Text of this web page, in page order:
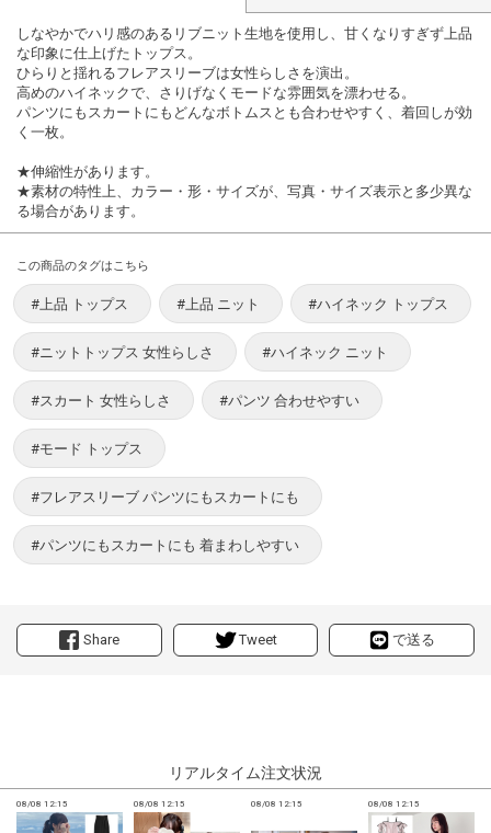
Share Tweet で送る
しなやかでハリ感のあるリブニット生地を使用し、甘くなりすぎず上品
な印象に仕上げたトップス。
ひらりと揺れるフレアスリーブは女性らしさを演出。
高めのハイネックで、さりげなくモードな雰囲気を漂わせる。
パンツにもスカートにもどんなボトムスとも合わせやすく、着回しが効
く一枚。
★伸縮性があります。
★素材の特性上、カラー・形・サイズが、写真・サイズ表示と多少異な
る場合があります。
この商品のタグはこちら
#上品 トップス #上品 ニット #ハイネック トップス
#ニットトップス 女性らしさ #ハイネック ニット
#スカート 女性らしさ #パンツ 合わせやすい
#モード トップス
#フレアスリーブ パンツにもスカートにも
#パンツにもスカートにも 着まわしやすい
リアルタイム注文状況
08/08 12:15 08/08 12:15 08/08 12:15 08/08 12:15